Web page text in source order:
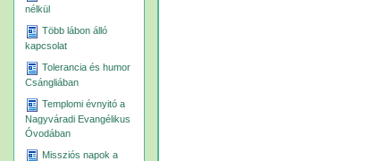
nélkül
Több lábon álló
kapcsolat
Tolerancia és humor
Csángliában
Templomi évnyitó a
Nagyváradi Evangélikus
Óvodában
Missziós napok a